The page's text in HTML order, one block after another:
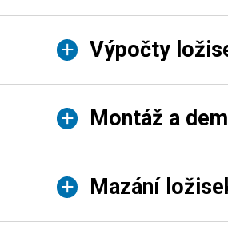
Výpočty
Montáž a
Mazání